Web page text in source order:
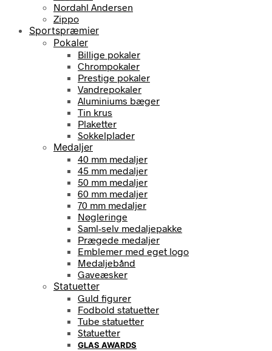
Nordahl Andersen
Zippo
Sportspræmier
Pokaler
Billige pokaler
Chrompokaler
Prestige pokaler
Vandrepokaler
Aluminiums bæger
Tin krus
Plaketter
Sokkelplader
Medaljer
40 mm medaljer
45 mm medaljer
50 mm medaljer
60 mm medaljer
70 mm medaljer
Nøgleringe
Saml-selv medaljepakke
Prægede medaljer
Emblemer med eget logo
Medaljebånd
Gaveæsker
Statuetter
Guld figurer
Fodbold statuetter
Tube statuetter
Statuetter
GLAS AWARDS